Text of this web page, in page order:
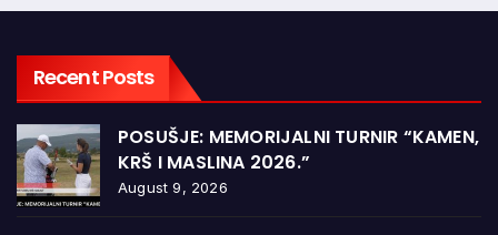
Recent Posts
POSUŠJE: MEMORIJALNI TURNIR “KAMEN,
KRŠ I MASLINA 2026.”
August 9, 2026